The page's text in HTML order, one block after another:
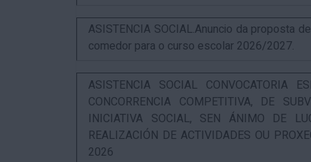
ASISTENCIA SOCIAL.Anuncio da proposta
comedor para o curso escolar 2026/2027.
ASISTENCIA SOCIAL CONVOCATORIA
CONCORRENCIA COMPETITIVA, DE
INICIATIVA SOCIAL, SEN ÁNIMO DE
REALIZACIÓN DE ACTIVIDADES OU
2026